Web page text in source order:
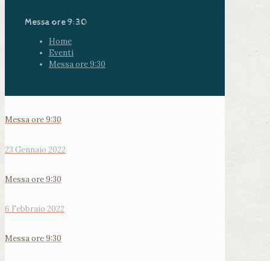
Messa ore 9:30
Home
Eventi
Messa ore 9:30
Messa ore 9:30
23 Gennaio 2022
Messa ore 9:30
6 Febbraio 2022
Messa ore 9:30